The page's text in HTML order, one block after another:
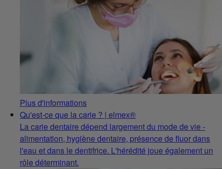
Plus d'informations
Qu'est-ce que la carie ? | elmex®
La carie dentaire dépend largement du mode de vie -
alimentation, hygiène dentaire, présence de fluor dans
l'eau et dans le dentifrice. L'hérédité joue également un
rôle déterminant.